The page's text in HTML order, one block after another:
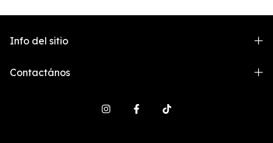
Info del sitio
Contactános